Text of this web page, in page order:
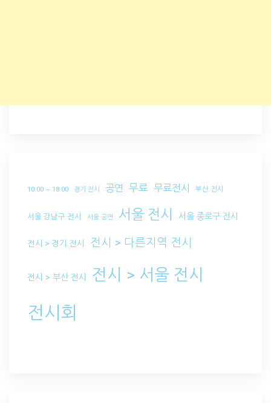
10:00 ~ 18:00 경기 전시 공연 무료 무료전시 부산 전시
서울 강남구 전시 서울 공연 서울 전시 서울 종로구 전시
전시 > 경기 전시 전시 > 다른지역 전시
전시 > 부산 전시 전시 > 서울 전시
전시회